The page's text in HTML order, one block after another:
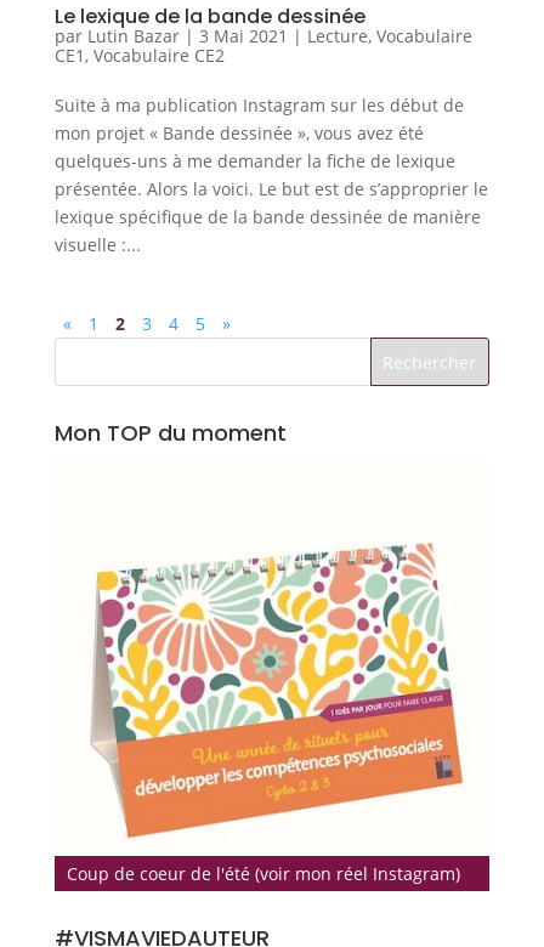
Le lexique de la bande dessinée
par Lutin Bazar| 3 Mai 2021 | Lecture, Vocabulaire
CE1, Vocabulaire CE2
Suite à ma publication Instagram sur les début de
mon projet « Bande dessinée », vous avez été
quelques-uns à me demander la fiche de lexique
présentée. Alors la voici. Le but est de s’approprier le
lexique spécifique de la bande dessinée de manière
visuelle :...
« 1 2 3 4 5 »
Mon TOP du moment
Coup de coeur de l'été (voir mon réel Instagram)
#VISMAVIEDAUTEUR